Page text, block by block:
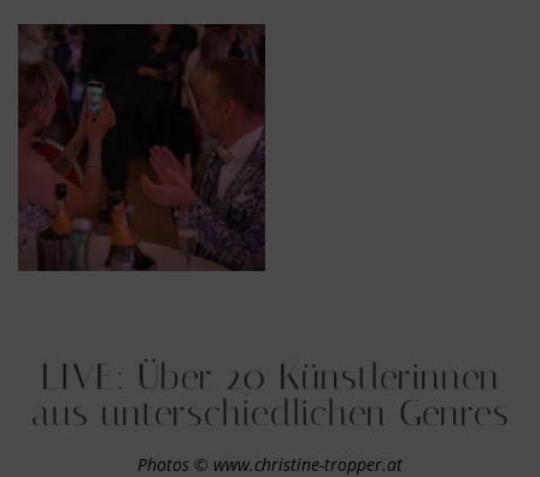
LIVE: Über 20 Künstlerinnen
aus unterschiedlichen Genres
Photos © www.christine-tropper.at